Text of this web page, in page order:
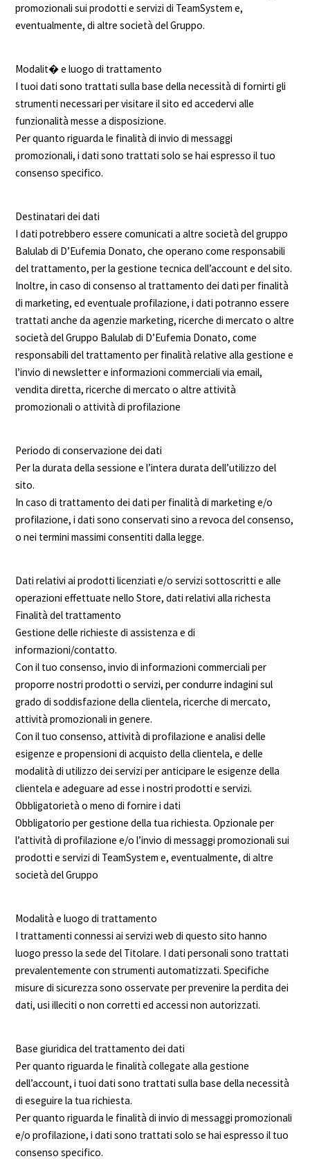
promozionali sui prodotti e servizi di TeamSystem e,
eventualmente, di altre società del Gruppo.
Modalit� e luogo di trattamento
I tuoi dati sono trattati sulla base della necessità di fornirti gli
strumenti necessari per visitare il sito ed accedervi alle
funzionalità messe a disposizione.
Per quanto riguarda le finalità di invio di messaggi
promozionali, i dati sono trattati solo se hai espresso il tuo
consenso specifico.
Destinatari dei dati
I dati potrebbero essere comunicati a altre società del gruppo
Balulab di D’Eufemia Donato, che operano come responsabili
del trattamento, per la gestione tecnica dell’account e del sito.
Inoltre, in caso di consenso al trattamento dei dati per finalità
di marketing, ed eventuale profilazione, i dati potranno essere
trattati anche da agenzie marketing, ricerche di mercato o altre
società del Gruppo Balulab di D’Eufemia Donato, come
responsabili del trattamento per finalità relative alla gestione e
l’invio di newsletter e informazioni commerciali via email,
vendita diretta, ricerche di mercato o altre attività
promozionali o attività di profilazione
Periodo di conservazione dei dati
Per la durata della sessione e l’intera durata dell’utilizzo del
sito.
In caso di trattamento dei dati per finalità di marketing e/o
profilazione, i dati sono conservati sino a revoca del consenso,
o nei termini massimi consentiti dalla legge.
Dati relativi ai prodotti licenziati e/o servizi sottoscritti e alle
operazioni effettuate nello Store, dati relativi alla richesta
Finalità del trattamento
Gestione delle richieste di assistenza e di
informazioni/contatto.
Con il tuo consenso, invio di informazioni commerciali per
proporre nostri prodotti o servizi, per condurre indagini sul
grado di soddisfazione della clientela, ricerche di mercato,
attività promozionali in genere.
Con il tuo consenso, attività di profilazione e analisi delle
esigenze e propensioni di acquisto della clientela, e delle
modalità di utilizzo dei servizi per anticipare le esigenze della
clientela e adeguare ad esse i nostri prodotti e servizi.
Obbligatorietà o meno di fornire i dati
Obbligatorio per gestione della tua richiesta. Opzionale per
l’attività di profilazione e/o l’invio di messaggi promozionali sui
prodotti e servizi di TeamSystem e, eventualmente, di altre
società del Gruppo
Modalità e luogo di trattamento
I trattamenti connessi ai servizi web di questo sito hanno
luogo presso la sede del Titolare. I dati personali sono trattati
prevalentemente con strumenti automatizzati. Specifiche
misure di sicurezza sono osservate per prevenire la perdita dei
dati, usi illeciti o non corretti ed accessi non autorizzati.
Base giuridica del trattamento dei dati
Per quanto riguarda le finalità collegate alla gestione
dell’account, i tuoi dati sono trattati sulla base della necessità
di eseguire la tua richiesta.
Per quanto riguarda le finalità di invio di messaggi promozionali
e/o profilazione, i dati sono trattati solo se hai espresso il tuo
consenso specifico.